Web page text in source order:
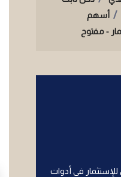
أسهم
- مفتوح
فى أدوات